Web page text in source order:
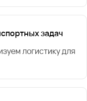
задач
логистику для